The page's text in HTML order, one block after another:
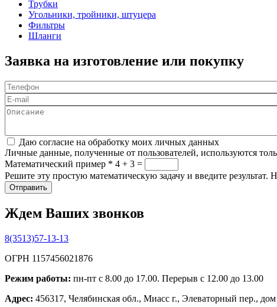
Трубки
Угольники, тройники, штуцера
Фильтры
Шланги
Заявка на изготовление или покупку
Телефон
E-mail
Описание
Соглашение*
Даю согласие на обработку моих личных данных
Личные данные, полученные от пользователей, используются
Математический пример * 4 + 3 =
Решите эту простую математическую задачу и введите результат.
Ждем Ваших звонков
8(3513)57-13-13
ОГРН 1157456021876
Режим работы: пн-пт с 8.00 до 17.00. Перерыв с 12.00 до 13.00
Адрес: 456317, Челябинская обл., Миасс г., Элеваторный пер., дом